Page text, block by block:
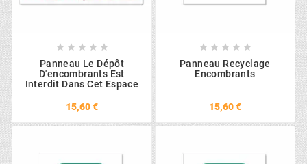
    
Panneau Le Dépôt
D'encombrants Est
Interdit Dans Cet Espace
15,60 €
    
Panneau Recyclage
Encombrants
15,60 €